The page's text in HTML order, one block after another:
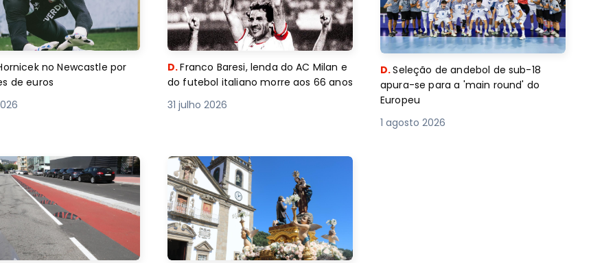
no Newcastle por
de euros
D.Franco Baresi, lenda do AC Milan e
do futebol italiano morre aos 66 anos
31 julho 2026
D.Seleção de andebol de sub-18
apura-se para a 'main round' do
Europeu
1 agosto 2026